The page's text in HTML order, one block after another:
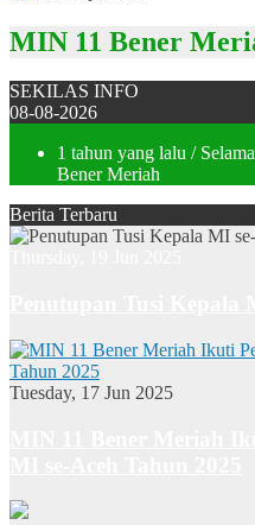
MIN 11 Bener
SEKILAS INFO
08-08-2026
1 tahun yang lalu /
Bener Meriah
Berita Terbaru
Tuesday, 17 Jun 2025